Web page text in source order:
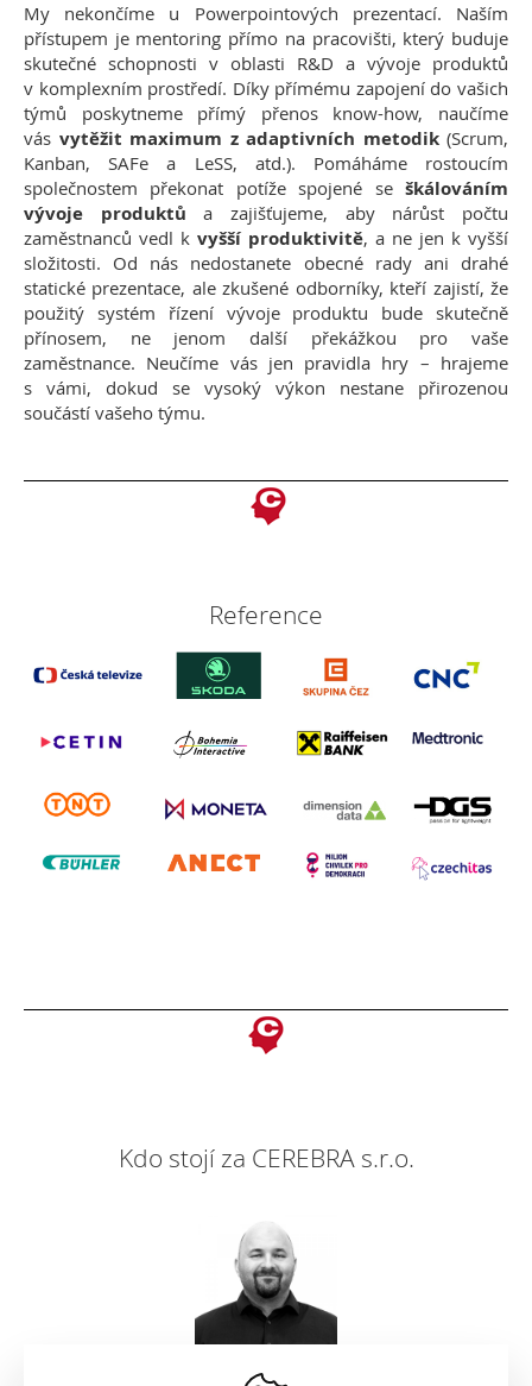
My nekončíme u Powerpointových prezentací. Naším
přístupem je mentoring přímo na pracovišti, který buduje
skutečné schopnosti v oblasti R&D a vývoje produktů
v komplexním prostředí. Díky přímému zapojení do vašich
týmů poskytneme přímý přenos know-how, naučíme
vás vytěžit maximum z adaptivních metodik(Scrum,
Kanban, SAFe a LeSS, atd.). Pomáháme rostoucím
společnostem překonat potíže spojené se škálováním
vývoje produktů a zajišťujeme, aby nárůst počtu
zaměstnanců vedl k vyšší produktivitě, a ne jen k vyšší
složitosti. Od nás nedostanete obecné rady ani drahé
statické prezentace, ale zkušené odborníky, kteří zajistí, že
použitý systém řízení vývoje produktu bude skutečně
přínosem, ne jenom další překážkou pro vaše
zaměstnance. Neučíme vás jen pravidla hry – hrajeme
s vámi, dokud se vysoký výkon nestane přirozenou
součástí vašeho týmu.
Reference
Kdo stojí za CEREBRA s.r.o.
Petr Holodňák, CEO